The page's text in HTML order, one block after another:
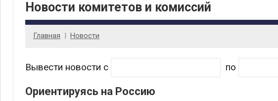
Новости комитетов и комиссий
Главная Новости
Вывести новости с по
Ориентируясь на Россию